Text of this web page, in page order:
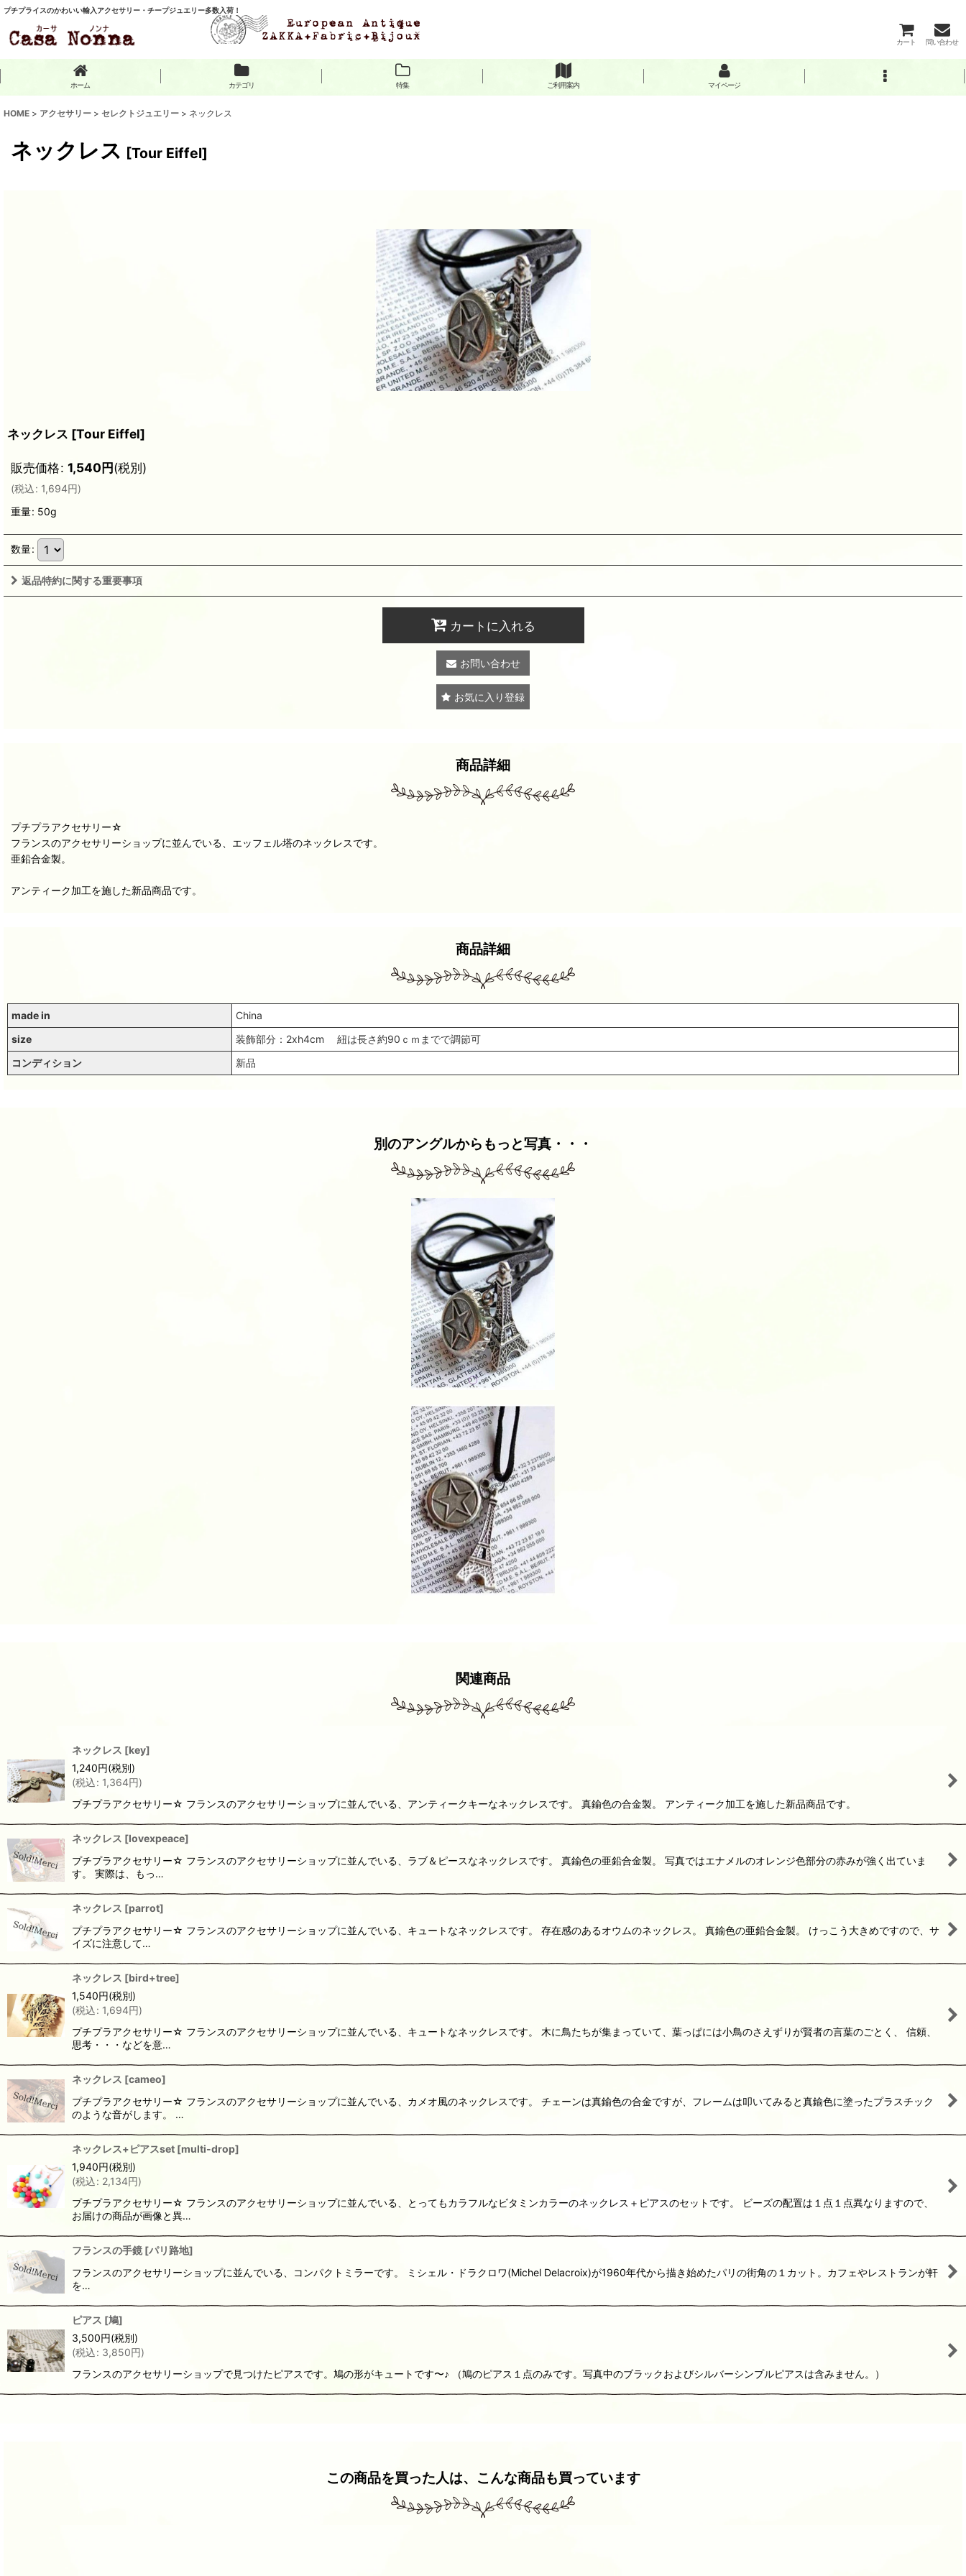
プチプライスのかわいい輸入アクセサリー・チープジュエリー多数入荷！
カート 問い合わせ
ホーム カテゴリ 特集 ご利用案内 マイページ
HOME > アクセサリー > セレクトジュエリー > ネックレス
ネックレス [Tour Eiffel]
ネックレス [Tour Eiffel]
販売価格: 1,540円(税別)
(税込: 1,694円)
重量: 50g
数量:
返品特約に関する重要事項
カートに入れる
お問い合わせ
お気に入り登録
商品詳細
プチプラアクセサリー☆
フランスのアクセサリーショップに並んでいる、エッフェル塔のネックレスです。
亜鉛合金製。
アンティーク加工を施した新品商品です。
商品詳細
made in
China
size
装飾部分：2xh4cm 紐は長さ約90ｃｍまでで調節可
コンディション
新品
別のアングルからもっと写真・・・
関連商品
ネックレス [key]
1,240円(税別)
(税込: 1,364円)
プチプラアクセサリー☆ フランスのアクセサリーショップに並んでいる、アンティークキーなネックレスです。 真鍮色の合金製。 アンティーク加工を施した新品商品です。
ネックレス [lovexpeace]
プチプラアクセサリー☆ フランスのアクセサリーショップに並んでいる、ラブ＆ピースなネックレスです。 真鍮色の亜鉛合金製。 写真ではエナメルのオレンジ色部分の赤みが強く出ていま
す。 実際は、もっ…
ネックレス [parrot]
プチプラアクセサリー☆ フランスのアクセサリーショップに並んでいる、キュートなネックレスです。 存在感のあるオウムのネックレス。 真鍮色の亜鉛合金製。 けっこう大きめですので、サ
イズに注意して…
ネックレス [bird+tree]
1,540円(税別)
(税込: 1,694円)
プチプラアクセサリー☆ フランスのアクセサリーショップに並んでいる、キュートなネックレスです。 木に鳥たちが集まっていて、葉っぱには小鳥のさえずりが賢者の言葉のごとく、 信頼、
思考・・・などを意…
ネックレス [cameo]
プチプラアクセサリー☆ フランスのアクセサリーショップに並んでいる、カメオ風のネックレスです。 チェーンは真鍮色の合金ですが、フレームは叩いてみると真鍮色に塗ったプラスチック
のような音がします。 …
ネックレス+ピアスset [multi-drop]
1,940円(税別)
(税込: 2,134円)
プチプラアクセサリー☆ フランスのアクセサリーショップに並んでいる、とってもカラフルなビタミンカラーのネックレス＋ピアスのセットです。 ビーズの配置は１点１点異なりますので、
お届けの商品が画像と異…
フランスの手鏡 [パリ路地]
フランスのアクセサリーショップに並んでいる、コンパクトミラーです。 ミシェル・ドラクロワ(Michel Delacroix)が1960年代から描き始めたパリの街角の１カット。カフェやレストランが軒
を…
ピアス [鳩]
3,500円(税別)
(税込: 3,850円)
フランスのアクセサリーショップで見つけたピアスです。鳩の形がキュートです〜♪ （鳩のピアス１点のみです。写真中のブラックおよびシルバーシンプルピアスは含みません。）
この商品を買った人は、こんな商品も買っています